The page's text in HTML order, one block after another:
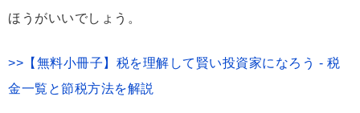
ほうがいいでしょう。
>>【無料小冊子】税を理解して賢い投資家になろう - 税
金一覧と節税方法を解説